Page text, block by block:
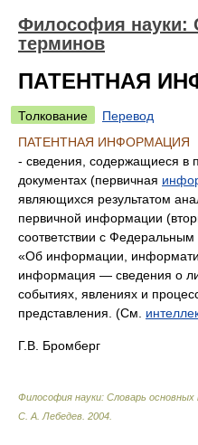
Философия науки:
терминов
ПАТЕНТНАЯ
Толкование
Перевод
ПАТЕНТНАЯ ИНФОРМАЦИЯ
- сведения, содержащиеся в
документах (первичная
являющихся результатом
первичной информации
соответствии с
«Об информации,
информация — сведения о
событиях, явлениях и
представления. (См.
Г.В. Бромберг
Философия науки: Словарь
С. А. Лебедев 2004